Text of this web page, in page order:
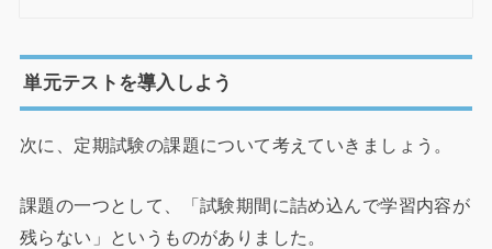
単元テストを導入しよう
次に、定期試験の課題について考えていきましょう。
課題の一つとして、「試験期間に詰め込んで学習内容が
残らない」というものがありました。